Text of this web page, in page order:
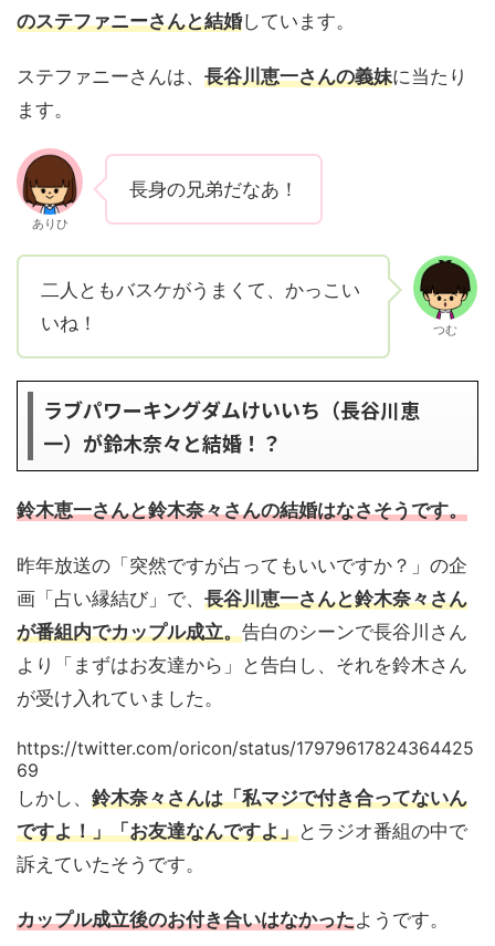
のステファニーさんと結婚しています。
ステファニーさんは、 長谷川恵一さんの義妹に当たり
ます。
ありひ
長身の兄弟だなあ！
二人ともバスケがうまくて、かっこい
いね！
つむ
ラブパワーキングダムけいいち（長谷川恵
一）が鈴木奈々と結婚！？
鈴木恵一さんと鈴木奈々さんの結婚はなさそうです。
昨年放送の「突然ですが占ってもいいですか？」の企
画「占い縁結び」で、 長谷川恵一さんと鈴木奈々さん
が番組内でカップル成立。告白のシーンで長谷川さん
より「まずはお友達から」と告白し、それを鈴木さん
が受け入れていました。
https://twitter.com/oricon/status/17979617824364425
69
しかし、 鈴木奈々さんは「私マジで付き合ってないん
ですよ！」「お友達なんですよ」とラジオ番組の中で
訴えていたそうです。
カップル成立後のお付き合いはなかったようです。